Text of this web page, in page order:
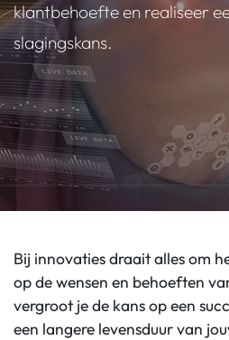
klantbehoefte en realiseer
slagingskans.
Bij innovaties draait alles om
op de wensen en behoeften
vergroot je de kans op een
een langere levensduur van